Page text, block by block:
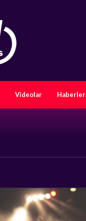
Videolar Haberler